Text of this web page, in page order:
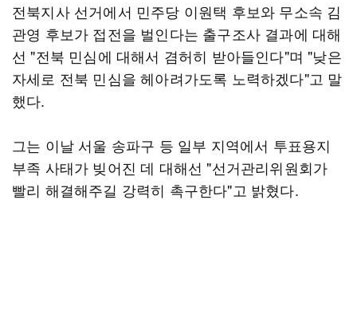
전북지사 선거에서 민주당 이원택 후보와 무소속 김
관영 후보가 접전을 벌인다는 출구조사 결과에 대해
선 "전북 민심에 대해서 겸허히 받아들인다"며 "낮은
자세로 전북 민심을 헤아려가도록 노력하겠다"고 말
했다.
그는 이날 서울 송파구 등 일부 지역에서 투표용지
부족 사태가 빚어진 데 대해선 "선거관리위원회가
빨리 해결해주길 강력히 촉구한다"고 밝혔다.